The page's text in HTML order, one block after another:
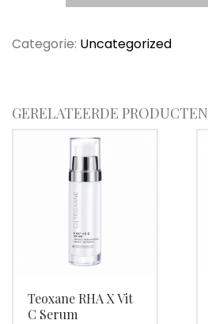
Crème
Categorie: Uncategorized
GERELATEERDE PRODUCTEN
Teoxane RHA X Vit
C Serum